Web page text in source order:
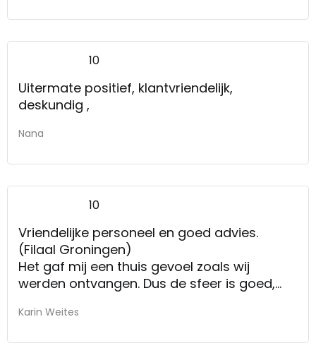
10
Uitermate positief, klantvriendelijk,
deskundig ,
Nana
10
Vriendelijke personeel en goed advies.
(Filaal Groningen)
Het gaf mij een thuis gevoel zoals wij
werden ontvangen. Dus de sfeer is goed,
wordt je koffie/thee aangeboden en alle tijd
Karin Weites